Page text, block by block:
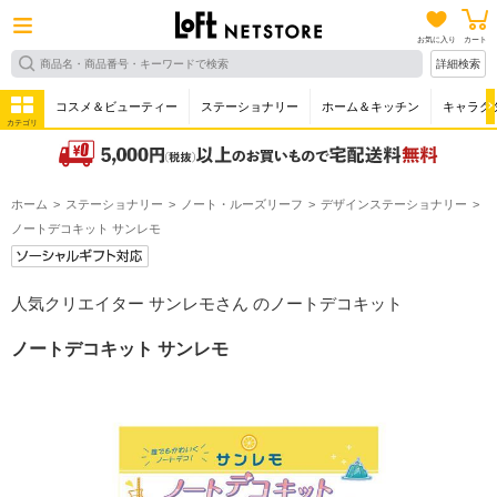
お気に入り カート
詳細検索
カテゴリ
コスメ＆ビューティー ステーショナリー ホーム＆キッチン キャラク
ホーム ステーショナリー ノート・ルーズリーフ
デザインステーショナリー
ノートデコキット サンレモ
人気クリエイター サンレモさん のノートデコキット
ノートデコキット サンレモ